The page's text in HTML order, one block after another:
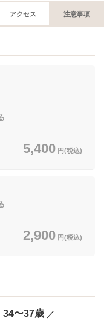
アクセス 注意事項
5,400 円(税込)
2,900 円(税込)
34〜37歳 ／